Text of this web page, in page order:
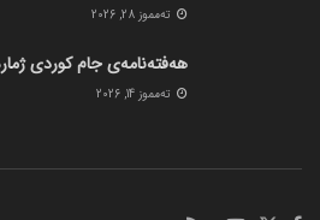
ته‌مموز 28, 2026
هەفتەنامەی جام کوردی ژمارەی
ته‌مموز 14, 2026